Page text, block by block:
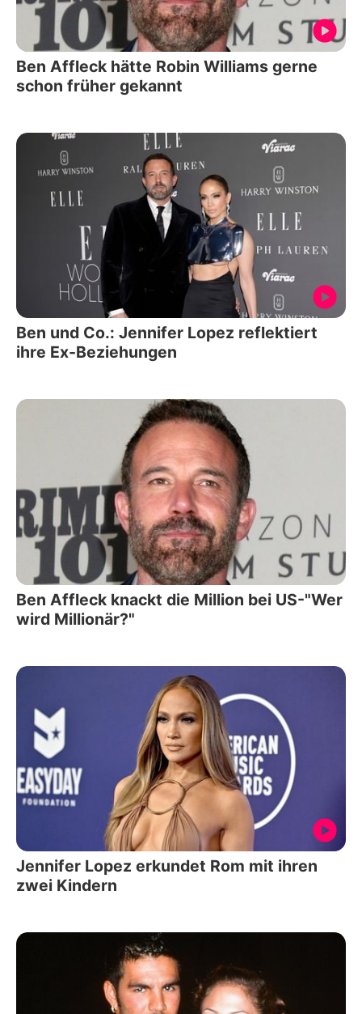
Ben Affleck hätte Robin Williams gerne
schon früher gekannt
Ben und Co.: Jennifer Lopez reflektiert
ihre Ex-Beziehungen
Ben Affleck knackt die Million bei US-"Wer
wird Millionär?"
Jennifer Lopez erkundet Rom mit ihren
zwei Kindern